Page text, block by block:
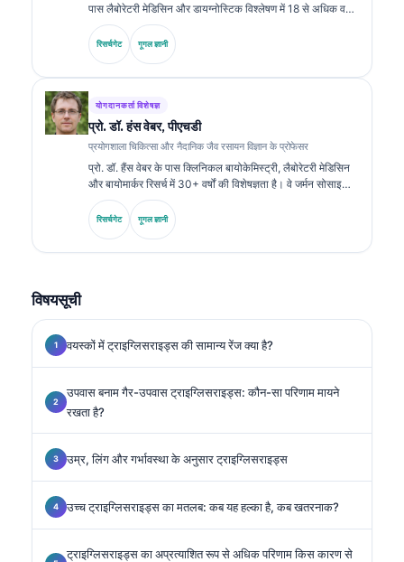
पास लैबोरेटरी मेडिसिन और डायग्नोस्टिक विश्लेषण में 18 से अधिक वर्षों
का अनुभव है। उनके पास क्लिनिकल केमिस्ट्री में विशेष प्रमाणपत्र हैं
और उन्होंने क्लिनिकल प्रैक्टिस में बायोमार्कर पैनल तथा लैबोरेटरी
विश्लेषण पर व्यापक रूप से प्रकाशन किया है।.
रिसर्चगेट गूगल ज्ञानी
योगदानकर्ता विशेषज्ञ
प्रो. डॉ. हंस वेबर, पीएचडी
प्रयोगशाला चिकित्सा और नैदानिक जैव रसायन विज्ञान के प्रोफेसर
प्रो. डॉ. हैंस वेबर के पास क्लिनिकल बायोकेमिस्ट्री, लैबोरेटरी मेडिसिन
और बायोमार्कर रिसर्च में 30+ वर्षों की विशेषज्ञता है। वे जर्मन सोसाइटी
फॉर क्लिनिकल केमिस्ट्री के पूर्व अध्यक्ष रहे हैं। वे डायग्नोस्टिक पैनल
विश्लेषण, बायोमार्कर मानकीकरण और एआई-सहायता प्राप्त लैबोरेटरी
मेडिसिन में विशेषज्ञता रखते हैं।.
रिसर्चगेट गूगल ज्ञानी
विषयसूची
वयस्कों में ट्राइग्लिसराइड्स की सामान्य रेंज क्या है?
उपवास बनाम गैर-उपवास ट्राइग्लिसराइड्स: कौन-सा परिणाम मायने
रखता है?
उम्र, लिंग और गर्भावस्था के अनुसार ट्राइग्लिसराइड्स
उच्च ट्राइग्लिसराइड्स का मतलब: कब यह हल्का है, कब खतरनाक?
ट्राइग्लिसराइड्स का अप्रत्याशित रूप से अधिक परिणाम किस कारण से